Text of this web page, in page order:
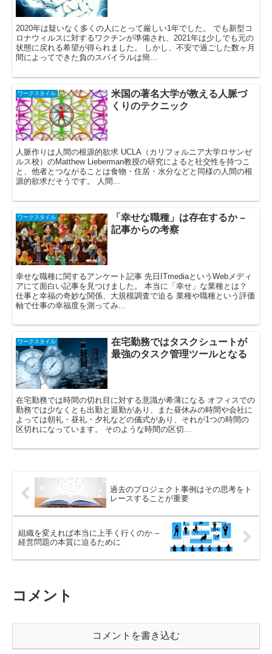
2020年は疑いなく多くの人にとって厳しい1年でした。 でも新型コ
ロナウィルスに対するワクチンが準備され、2021年は少しでも元の
状態に戻れる希望が得られました。 しかし、不安で過ごした数ヶ月
間によってできた負のスパイラルは簡...
ワークスタイル
米国の著名大学が教える人脈づ
くりのテクニック
人脈作りは人間の根源的欲求 UCLA（カリフォルニア大学ロサンゼ
ルス校）のMatthew Lieberman教授の研究によると社交性を持つこ
と、他者とつながることは食物・住居・水分などと同様の人間の根
源的欲求だそうです。 人間...
ワークスタイル
「幸せな職種」は存在するか –
記事からの考察
幸せな職種に関するアンケート記事 先日ITmediaというWebメディ
アにて面白い記事を見つけました。 本当に「幸せ」な業種とは？
仕事と幸福の奇妙な関係、大規模調査で迫る 業種や職種という評価
軸で仕事の幸福度を測ってみ...
ワークスタイル
在宅勤務ではタスクシュートが
最強のタスク管理ツールとなる
在宅勤務では時間の切れ目に対する意識が希薄になる オフィスでの
勤務では少なくとも出勤と退勤があり、また昼休みの時間や会社に
よっては朝礼・昼礼・夕礼などの儀式があり、それが1つの時間の
区切れになっています。 そのような時間の区切...
過去のプロジェクト事例はその思考をト
レースすることが重要
組織を変えれば本当に上手く行くのか –
経営問題の本質に迫るために
コメント
コメントを書き込む